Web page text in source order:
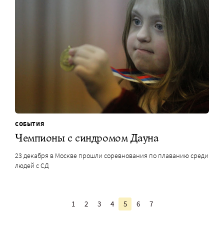
СОБЫТИЯ
Чемпионы с синдромом Дауна
23 декабря в Москве прошли соревнования по плаванию среди
людей с СД
1 2 3 4 5 6 7